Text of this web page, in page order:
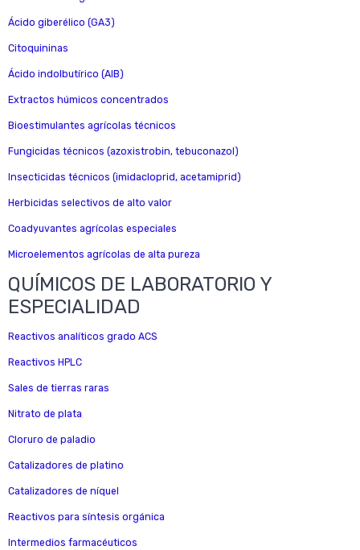
Ácido giberélico (GA3)
Citoquininas
Ácido indolbutírico (AIB)
Extractos húmicos concentrados
Bioestimulantes agrícolas técnicos
Fungicidas técnicos (azoxistrobin, tebuconazol)
Insecticidas técnicos (imidacloprid, acetamiprid)
Herbicidas selectivos de alto valor
Coadyuvantes agrícolas especiales
Microelementos agrícolas de alta pureza
QUÍMICOS DE LABORATORIO Y
ESPECIALIDAD
Reactivos analíticos grado ACS
Reactivos HPLC
Sales de tierras raras
Nitrato de plata
Cloruro de paladio
Catalizadores de platino
Catalizadores de níquel
Reactivos para síntesis orgánica
Intermedios farmacéuticos